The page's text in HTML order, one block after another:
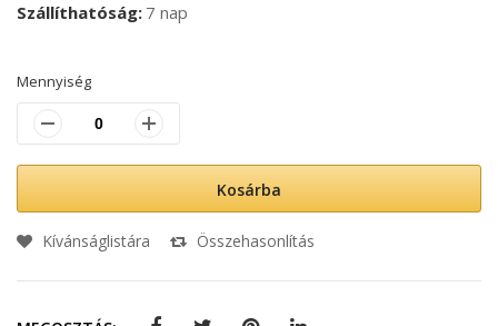
Szállíthatóság 7 nap
Mennyiség
Kosárba
Kívánságlistára Összehasonlítás